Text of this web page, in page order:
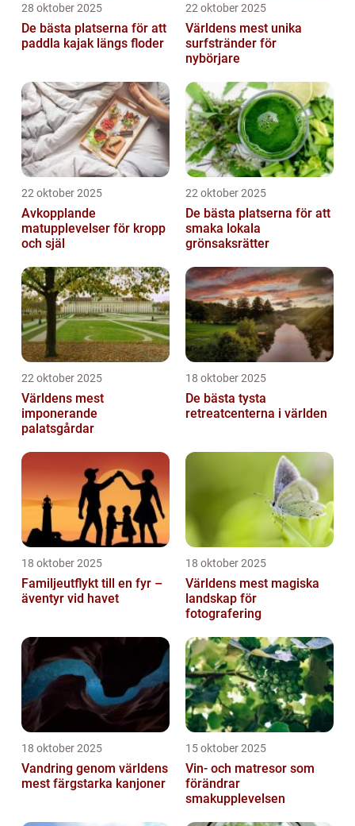
28 oktober 2025
De bästa platserna för att
paddla kajak längs floder
22 oktober 2025
Världens mest unika
surfstränder för
nybörjare
22 oktober 2025
Avkopplande
matupplevelser för kropp
och själ
22 oktober 2025
De bästa platserna för att
smaka lokala
grönsaksrätter
22 oktober 2025
Världens mest
imponerande
palatsgårdar
18 oktober 2025
De bästa tysta
retreatcenterna i världen
18 oktober 2025
Familjeutflykt till en fyr –
äventyr vid havet
18 oktober 2025
Världens mest magiska
landskap för
fotografering
18 oktober 2025
Vandring genom världens
mest färgstarka kanjoner
15 oktober 2025
Vin- och matresor som
förändrar
smakupplevelsen